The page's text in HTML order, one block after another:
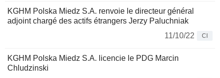
KGHM Polska Miedz S.A. renvoie le directeur général
adjoint chargé des actifs étrangers Jerzy Paluchniak
11/10/22
CI
KGHM Polska Miedz S.A. licencie le PDG Marcin
Chludzinski